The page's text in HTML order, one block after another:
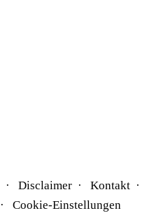
Disclaimer
Kontakt
Cookie-Einstellungen